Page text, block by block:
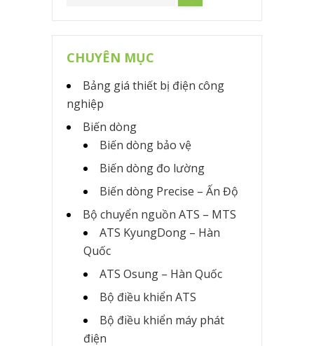
CHUYÊN MỤC
Bảng giá thiết bị điện công
nghiệp
Biến dòng
Biến dòng bảo vệ
Biến dòng đo lường
Biến dòng Precise – Ấn Độ
Bộ chuyển nguồn ATS – MTS
ATS KyungDong – Hàn
Quốc
ATS Osung – Hàn Quốc
Bộ điều khiển ATS
Bộ điều khiển máy phát
điện